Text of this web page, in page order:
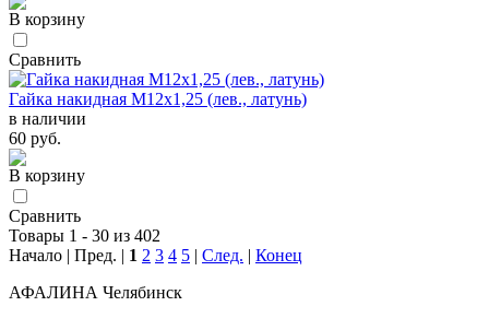
В корзину
Сравнить
Гайка накидная М12х1,25 (лев., латунь)
в наличии
60 руб.
В корзину
Сравнить
Товары 1 - 30 из 402
Начало | Пред. | 1 2 3 4 5 | След. | Конец
АФАЛИНА Челябинск